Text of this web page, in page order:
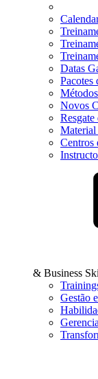
Datas
Pacotes
Novos
Centros
& Business
Gestão